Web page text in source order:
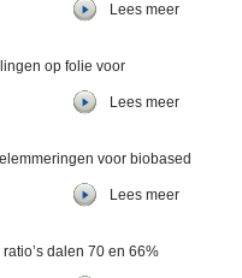
Lees meer
op folie voor
Lees meer
voor biobased
Lees meer
dalen 70 en 66%